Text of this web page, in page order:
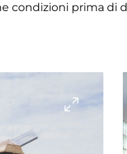
condizioni prima di